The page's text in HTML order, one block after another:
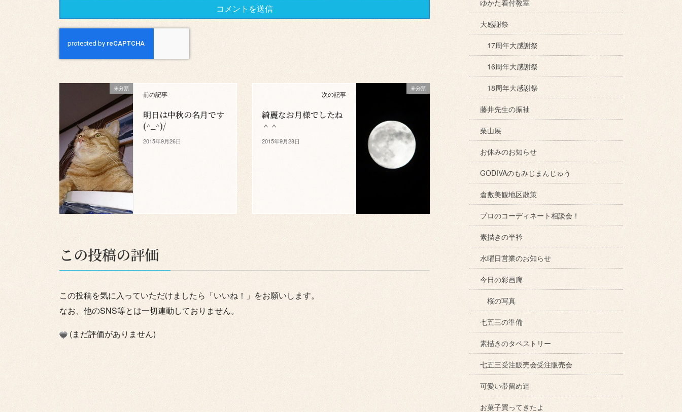
未分類
前の記事
明日は中秋の名月です
(^_^)/
2015年9月26日
未分類
次の記事
綺麗なお月様でしたね
＾＾
2015年9月28日
この投稿の評価
この投稿を気に入っていただけましたら「いいね！」をお願いします。
なお、他のSNS等とは一切連動しておりません。
(まだ評価がありません)
ゆかた着付教室
大感謝祭
17周年大感謝祭
16周年大感謝祭
18周年大感謝祭
藤井先生の振袖
栗山展
お休みのお知らせ
GODIVAのもみじまんじゅう
倉敷美観地区散策
プロのコーディネート相談会！
素描きの半衿
水曜日営業のお知らせ
今日の彩画廊
桜の写真
七五三の準備
素描きのタペストリー
七五三受注販売会受注販売会
可愛い帯留め達
お菓子買ってきたよ